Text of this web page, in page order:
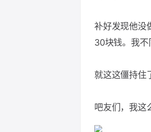
补好发现他没
30块钱。我不
就这这僵持住
吧友们，我这